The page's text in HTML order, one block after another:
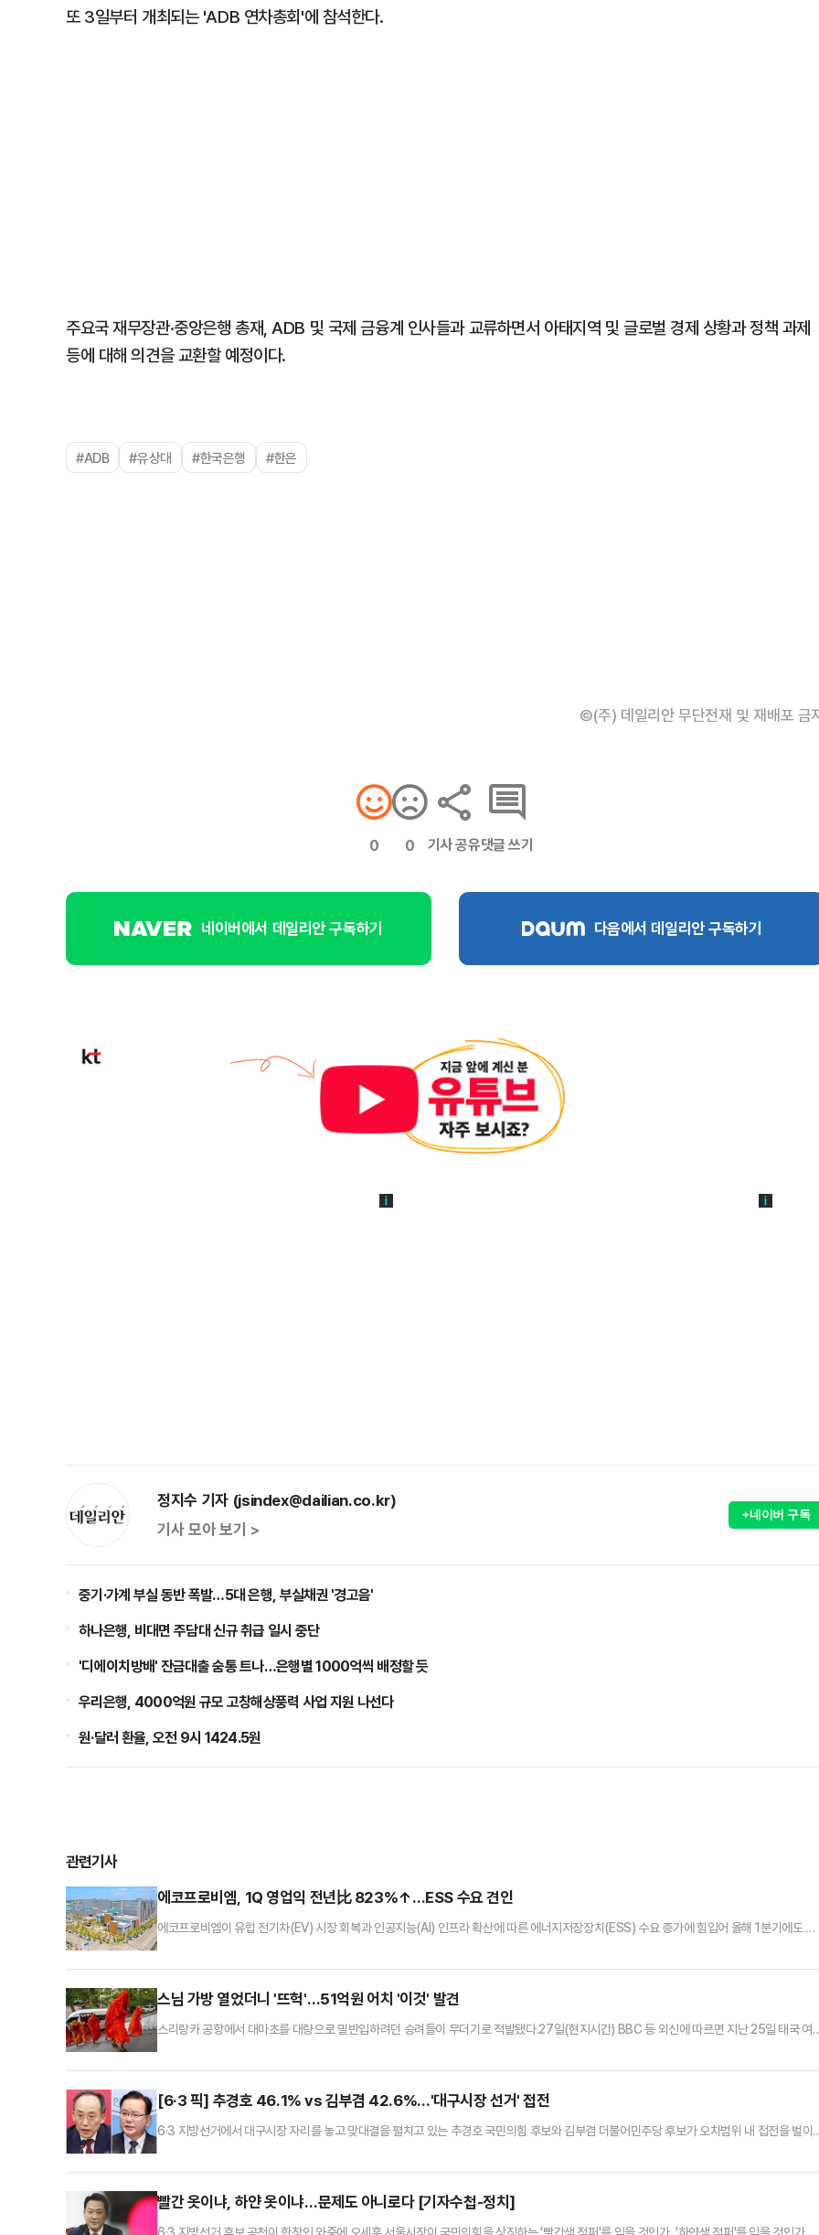
또 3일부터 개최되는 'ADB 연차총회'에 참석한다.
주요국 재무장관·중앙은행 총재, ADB 및 국제 금융계 인사들과 교류하면서 아태지역 및 글로벌 경제 상황과 정책 과제
등에 대해 의견을 교환할 예정이다.
#ADB #유상대 #한국은행 #한은
©(주) 데일리안 무단전재 및 재배포 금
0 0 기사 공유댓글 쓰기
네이버에서 데일리안 구독하기 다음에서 데일리안 구독하기
정지수 기자 (jsindex@dailian.co.kr)
기사 모아 보기 >
+네이버 구독
중기·가계 부실 동반 폭발…5대 은행, 부실채권 '경고음'
하나은행, 비대면 주담대 신규 취급 일시 중단
'디에이치방배' 잔금대출 숨통 트나…은행별 1000억씩 배정할 듯
우리은행, 4000억원 규모 고창해상풍력 사업 지원 나선다
원·달러 환율, 오전 9시 1424.5원
관련기사
에코프로비엠, 1Q 영업익 전년比 823%↑…ESS 수요 견인
에코프로비엠이 유럽 전기차(EV) 시장 회복과 인공지능(AI) 인프라 확산에 따른 에너지저장장치(ESS) 수요 증가에 힘입어 올해 1분기에도 흑
분기 매출은 전년 동기와 비교해 3.9% 감소했으나 같은 기간 영업이익은 822.6% 급증했다. 1분기 당기순이익은 122억원으로 전년 동기 대
스님 가방 열었더니 '뜨헉'…51억원 어치 '이것' 발견
스리랑카 공항에서 대마초를 대량으로 밀반입하려던 승려들이 무더기로 적발됐다.27일(현지시간) BBC 등 외신에 따르면 지난 25일 태국 여
견됐다. 시가로 약 350만달러, 한화로 약 51억5400만원 규모다. 세관 당국은 이를 주요 국제공항에서 적발된 대마초 밀반입 사례 가운데 최
[6·3 픽] 추경호 46.1% vs 김부겸 42.6%…'대구시장 선거' 접전
6·3 지방선거에서 대구시장 자리를 놓고 맞대결을 펼치고 있는 추경호 국민의힘 후보와 김부겸 더불어민주당 후보가 오차범위 내 접전을 벌이
호 국민의힘 후보 46.1%로 42.6%인 김부겸 민주당 후보에 3.5%p 앞서는 것으로 나타났다. 두 후보간 격차는 오차범위 내다.이외에 이수찬
빨간 옷이냐, 하얀 옷이냐…문제도 아니로다 [기자수첩-정치]